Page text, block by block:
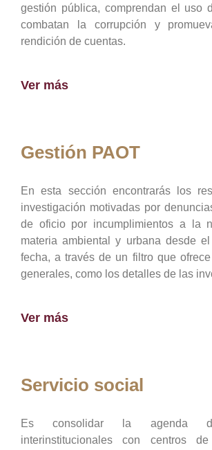
gestión pública, comprendan el uso
combatan la corrupción y
rendición de cuentas.
Ver más
Gestión PAOT
En esta sección encontrarás los
investigación motivadas por
de oficio por incumplimientos a la
materia ambiental y urbana desde
fecha, a través de un filtro que
generales, como los detalles de las
Ver más
Servicio social
Es consolidar la agenda
interinstitucionales con centros